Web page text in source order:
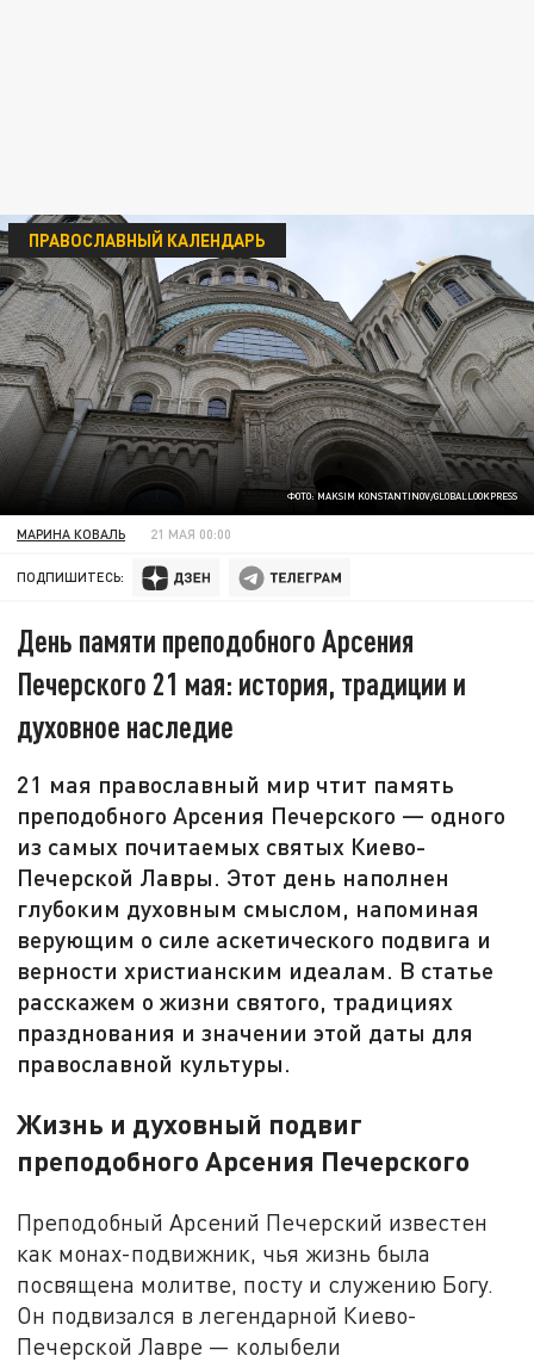
ФОТО: MAKSIM KONSTANTINOV/GLOBALLOOKPRESS
ПРАВОСЛАВНЫЙ КАЛЕНДАРЬ
МАРИНА КОВАЛЬ 21 МАЯ 00:00
ПОДПИШИТЕСЬ:
День памяти преподобного Арсения
Печерского 21 мая: история, традиции и
духовное наследие
21 мая православный мир чтит память
преподобного Арсения Печерского — одного
из самых почитаемых святых Киево-
Печерской Лавры. Этот день наполнен
глубоким духовным смыслом, напоминая
верующим о силе аскетического подвига и
верности христианским идеалам. В статье
расскажем о жизни святого, традициях
празднования и значении этой даты для
православной культуры.
Жизнь и духовный подвиг
преподобного Арсения Печерского
Преподобный Арсений Печерский известен
как монах-подвижник, чья жизнь была
посвящена молитве, посту и служению Богу.
Он подвизался в легендарной Киево-
Печерской Лавре — колыбели